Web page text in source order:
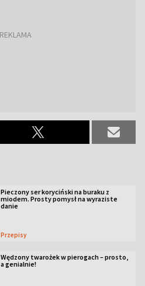
Pieczony ser koryciński na buraku z
miodem. Prosty pomysł na wyraziste
danie
Przepisy
Wędzony twarożek w pierogach – prosto,
a genialnie!